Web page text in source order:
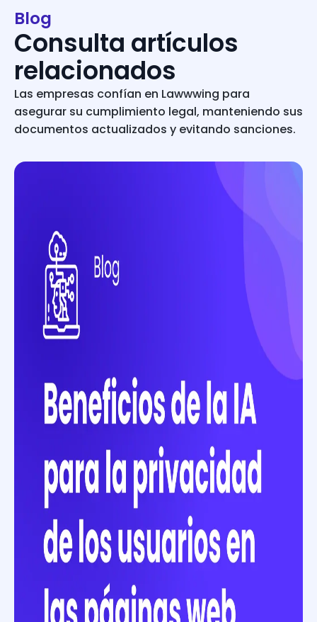
Blog
Consulta artículos
relacionados
Las empresas confían en Lawwwing para
asegurar su cumplimiento legal, manteniendo sus
documentos actualizados y evitando sanciones.